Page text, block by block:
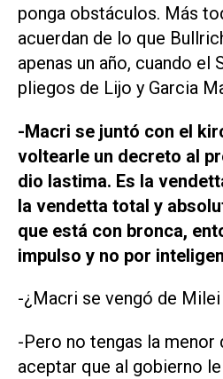
ponga obstáculos. Más
acuerdan de lo que
apenas un año, cuando el
pliegos de Lijo y Garcia
-Macri se juntó con el
voltearle un decreto al
dio lastima. Es la
la vendetta total y
que está con bronca,
impulso y no por
-¿Macri se vengó de
-Pero no tengas la menor
aceptar que al gobierno le